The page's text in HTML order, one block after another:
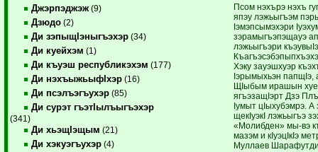
Джэрпэджэж (9)
Дзюдо (2)
Ди зэпыщIэныгъэхэр (34)
Ди куейхэм (1)
Ди къуэш республикэхэм (177)
Ди нэхъыжьыфIхэр (16)
Ди псэлъэгъухэр (85)
Ди сурэт гъэтIылъыгъэхэр
(341)
Ди хьэщIэщым (21)
Ди хэкуэгъухэр (4)
Псом нэхърэ нэхъ
япэу лэжьыгъэм
Iэмэпсымэхэри
зэрамыгъэпэщауэ
лэжьыгъэри
Хэку зауэшхуэр
Iэрымыхьэн папщIэ,
ЩIыбым ирашын
ягъэзащIэрт Дзэ
Iумыт цIыхубэмрэ. А
щекIуэкI лэжьыгъэ
«Молибден» мы-вэ
мазэм и кIуэцIкIэ
Муллаев